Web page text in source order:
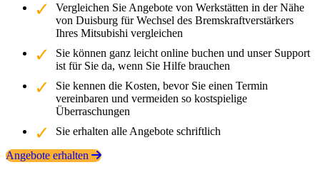
Vergleichen Sie Angebote von Werkstätten in der Nähe
von Duisburg für Wechsel des Bremskraftverstärkers
Ihres Mitsubishi vergleichen
Sie können ganz leicht online buchen und unser Support
ist für Sie da, wenn Sie Hilfe brauchen
Sie kennen die Kosten, bevor Sie einen Termin
vereinbaren und vermeiden so kostspielige
Überraschungen
Sie erhalten alle Angebote schriftlich
Angebote erhalten